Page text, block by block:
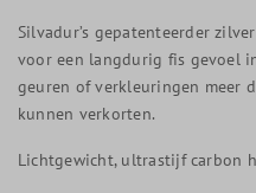
Silvadur’s gepatenteerder
voor een langdurig fis gevoel
geuren of verkleuringen meer
kunnen verkorten.
Lichtgewicht, ultrastijf carbon